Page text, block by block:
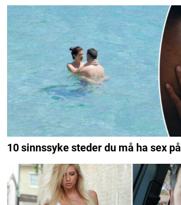
10 sinnssyke steder du må ha sex på